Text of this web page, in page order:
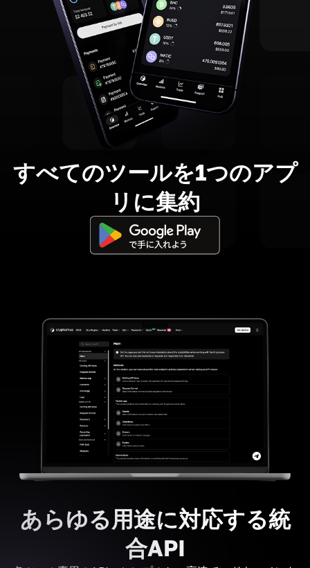
すべてのツールを1つのアプ
リに集約
あらゆる用途に対応する統
合API